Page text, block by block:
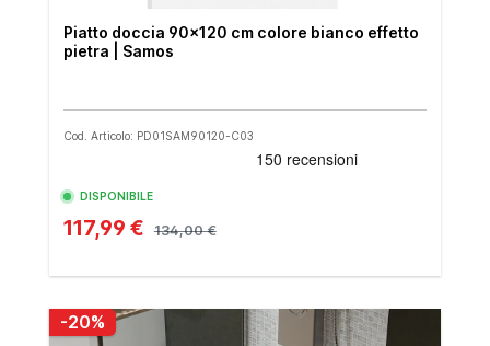
Piatto doccia 90x120 cm colore bianco effetto
pietra | Samos
Cod. Articolo: PD01SAM90120-C03
DISPONIBILE
117,99 € 134,00 €
-20%